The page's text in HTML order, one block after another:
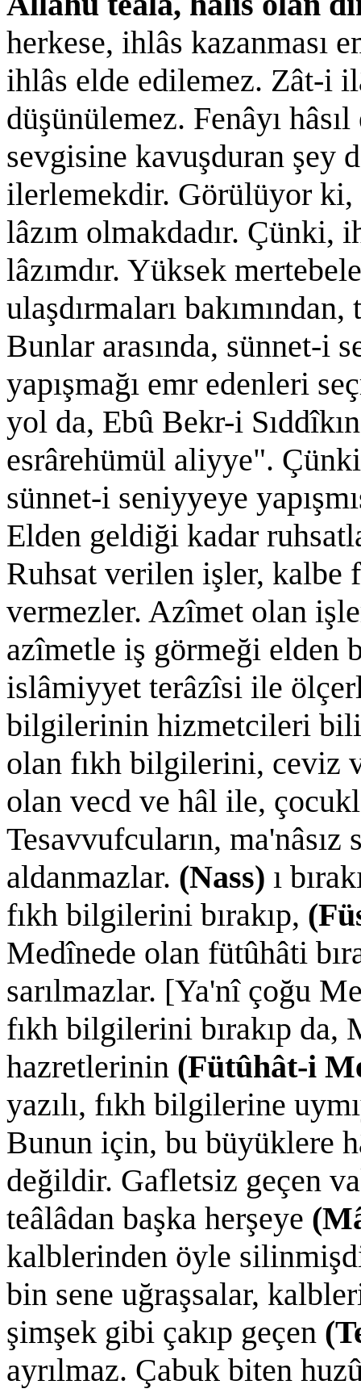
herkese, ihlâs kazanması
ihlâs elde edilemez. Zât-i
düşünülemez. Fenâyı
sevgisine kavuşduran şey
ilerlemekdir. Görülüyor ki,
lâzım olmakdadır. Çünki,
lâzımdır. Yüksek
ulaşdırmaları
Bunlar arasında, sünnet-i
yapışmağı emr edenleri
yol da, Ebû Bekr-i
esrârehümül aliyye".
sünnet-i seniyyeye
Elden geldiği kadar
Ruhsat verilen işler, kalbe
vermezler. Azîmet olan
azîmetle iş görmeği elden
islâmiyyet terâzîsi ile
bilgilerinin hizmetcileri
olan fıkh bilgilerini, ceviz
olan vecd ve hâl ile,
Tesavvufcuların,
aldanmazlar. (Nass) ı
fıkh bilgilerini bırakıp,
Medînede olan fütûhâti
sarılmazlar. [Ya'nî çoğu
fıkh bilgilerini bırakıp
hazretlerinin (Fütûhât-i
yazılı, fıkh bilgilerine
Bunun için, bu büyüklere
değildir. Gafletsiz geçen
teâlâdan başka herşeye
kalblerinden öyle
bin sene uğraşsalar,
şimşek gibi çakıp geçen
ayrılmaz. Çabuk biten